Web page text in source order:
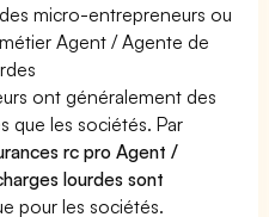
micro-entrepreneurs ou
Agent / Agente de
ont généralement des
que les sociétés. Par
rc pro Agent /
lourdes sont
pour les sociétés.